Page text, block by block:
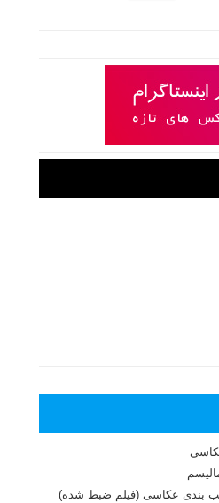
بندی عکاسی (فیلم ضبط شده)